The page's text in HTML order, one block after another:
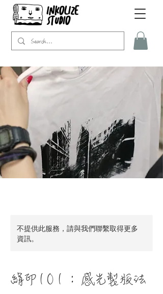
不提供此服務，請與我們聯繫取得更多
資訊。
絹印101：感光製版法